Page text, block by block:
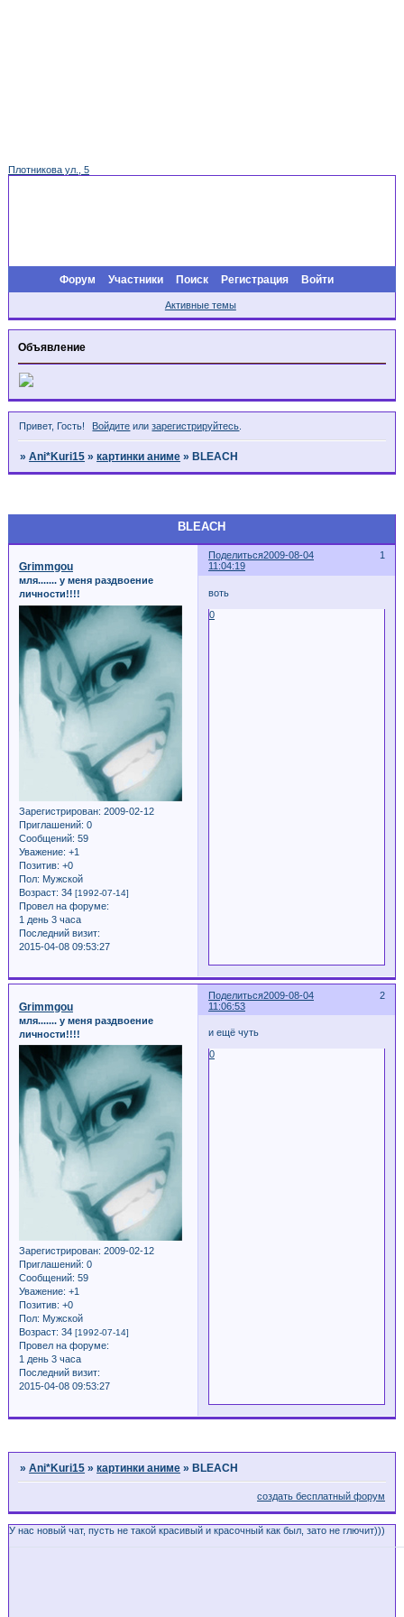
Плотникова ул., 5
Форум Участники Поиск Регистрация Войти
Активные темы
Объявление
Привет, Гость! Войдите илизарегистрируйтесь
»Ani*Kuri15 »картинки аниме » BLEACH
BLEACH
Поделиться 1
2009-08-04
11:04:19
Grimmgou
мля....... у меня раздвоение
личности!!!!
Зарегистрирован: 2009-02-12
Приглашений: 0
Сообщений: 59
Уважение: +1
Позитив: +0
Пол: Мужской
Возраст: 34 [1992-07-14]
Провел на форуме:
1 день 3 часа
Последний визит:
2015-04-08 09:53:27
воть
0
Поделиться 2
2009-08-04
11:06:53
Grimmgou
мля....... у меня раздвоение
личности!!!!
Зарегистрирован: 2009-02-12
Приглашений: 0
Сообщений: 59
Уважение: +1
Позитив: +0
Пол: Мужской
Возраст: 34 [1992-07-14]
Провел на форуме:
1 день 3 часа
Последний визит:
2015-04-08 09:53:27
и ещё чуть
0
»Ani*Kuri15 »картинки аниме »BLEACH
создать бесплатный форум
У нас новый чат, пусть не такой красивый и красочный как был, зато не глючит)))